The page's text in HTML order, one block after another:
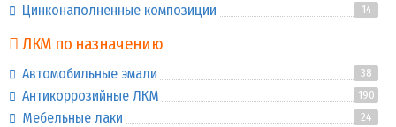
Цинконаполненные композиции 14
ЛКМ по назначению
Автомобильные эмали 38
Антикоррозийные ЛКМ 190
Мебельные лаки 24